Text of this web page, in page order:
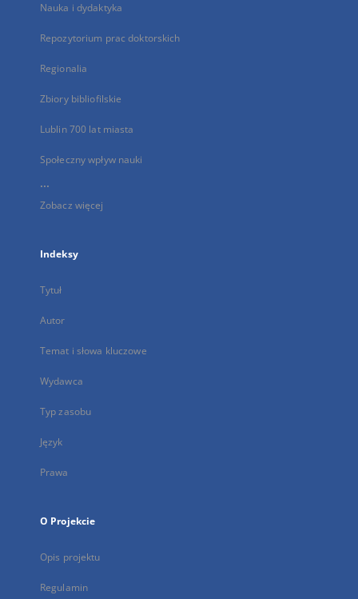
Nauka i dydaktyka
Repozytorium prac doktorskich
Regionalia
Zbiory bibliofilskie
Lublin 700 lat miasta
Społeczny wpływ nauki
...
Zobacz więcej
Indeksy
Tytuł
Autor
Temat i słowa kluczowe
Wydawca
Typ zasobu
Język
Prawa
O Projekcie
Opis projektu
Regulamin